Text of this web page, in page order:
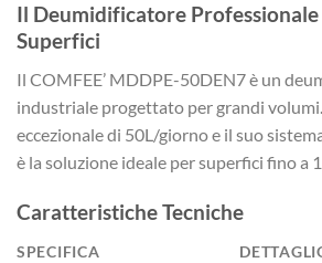
Il Deumidificatore
Superfici
Il COMFEE’ MDDPE-50DEN7 è un
industriale progettato per grandi
eccezionale di 50L/giorno e il suo
è la soluzione ideale per superfici fino a
Caratteristiche Tecniche
SPECIFICA